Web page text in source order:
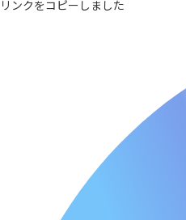
リンクをコピーしました